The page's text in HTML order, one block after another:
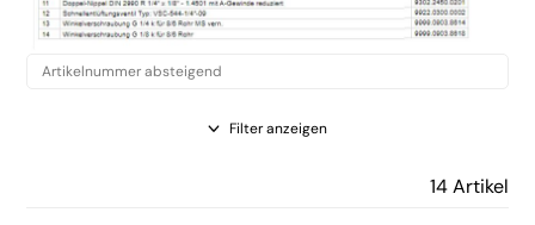
Filter anzeigen
14 Artikel